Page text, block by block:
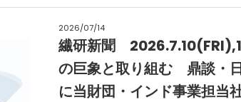
2026/07/14
繊研新聞
の巨象と取り組む 鼎談・
に当財団・インド事業担当